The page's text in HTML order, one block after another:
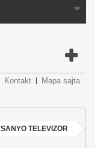
Kontakt Mapa sajta
TELEVIZOR